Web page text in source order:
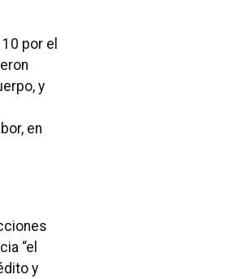
10 por el
y
en
“el
y